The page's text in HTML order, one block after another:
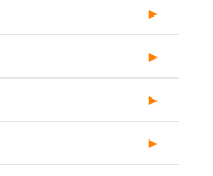
►
►
►
►